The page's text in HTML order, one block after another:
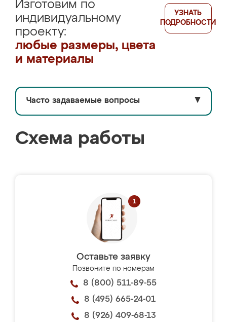
Изготовим по
индивидуальному
проекту:
любые размеры, цвета
и материалы
УЗНАТЬ
ПОДРОБНОСТИ
Часто задаваемые вопросы ▼
Схема работы
Оставьте заявку
Позвоните по номерам
8 (800) 511-89-55
8 (495) 665-24-01
8 (926) 409-68-13